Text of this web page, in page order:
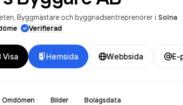
Byggmästare och byggnadsentreprenörer i Solna
· Verifierad
Visa Hemsida Webbsida E-
Omdömen Bilder Bolagsdata